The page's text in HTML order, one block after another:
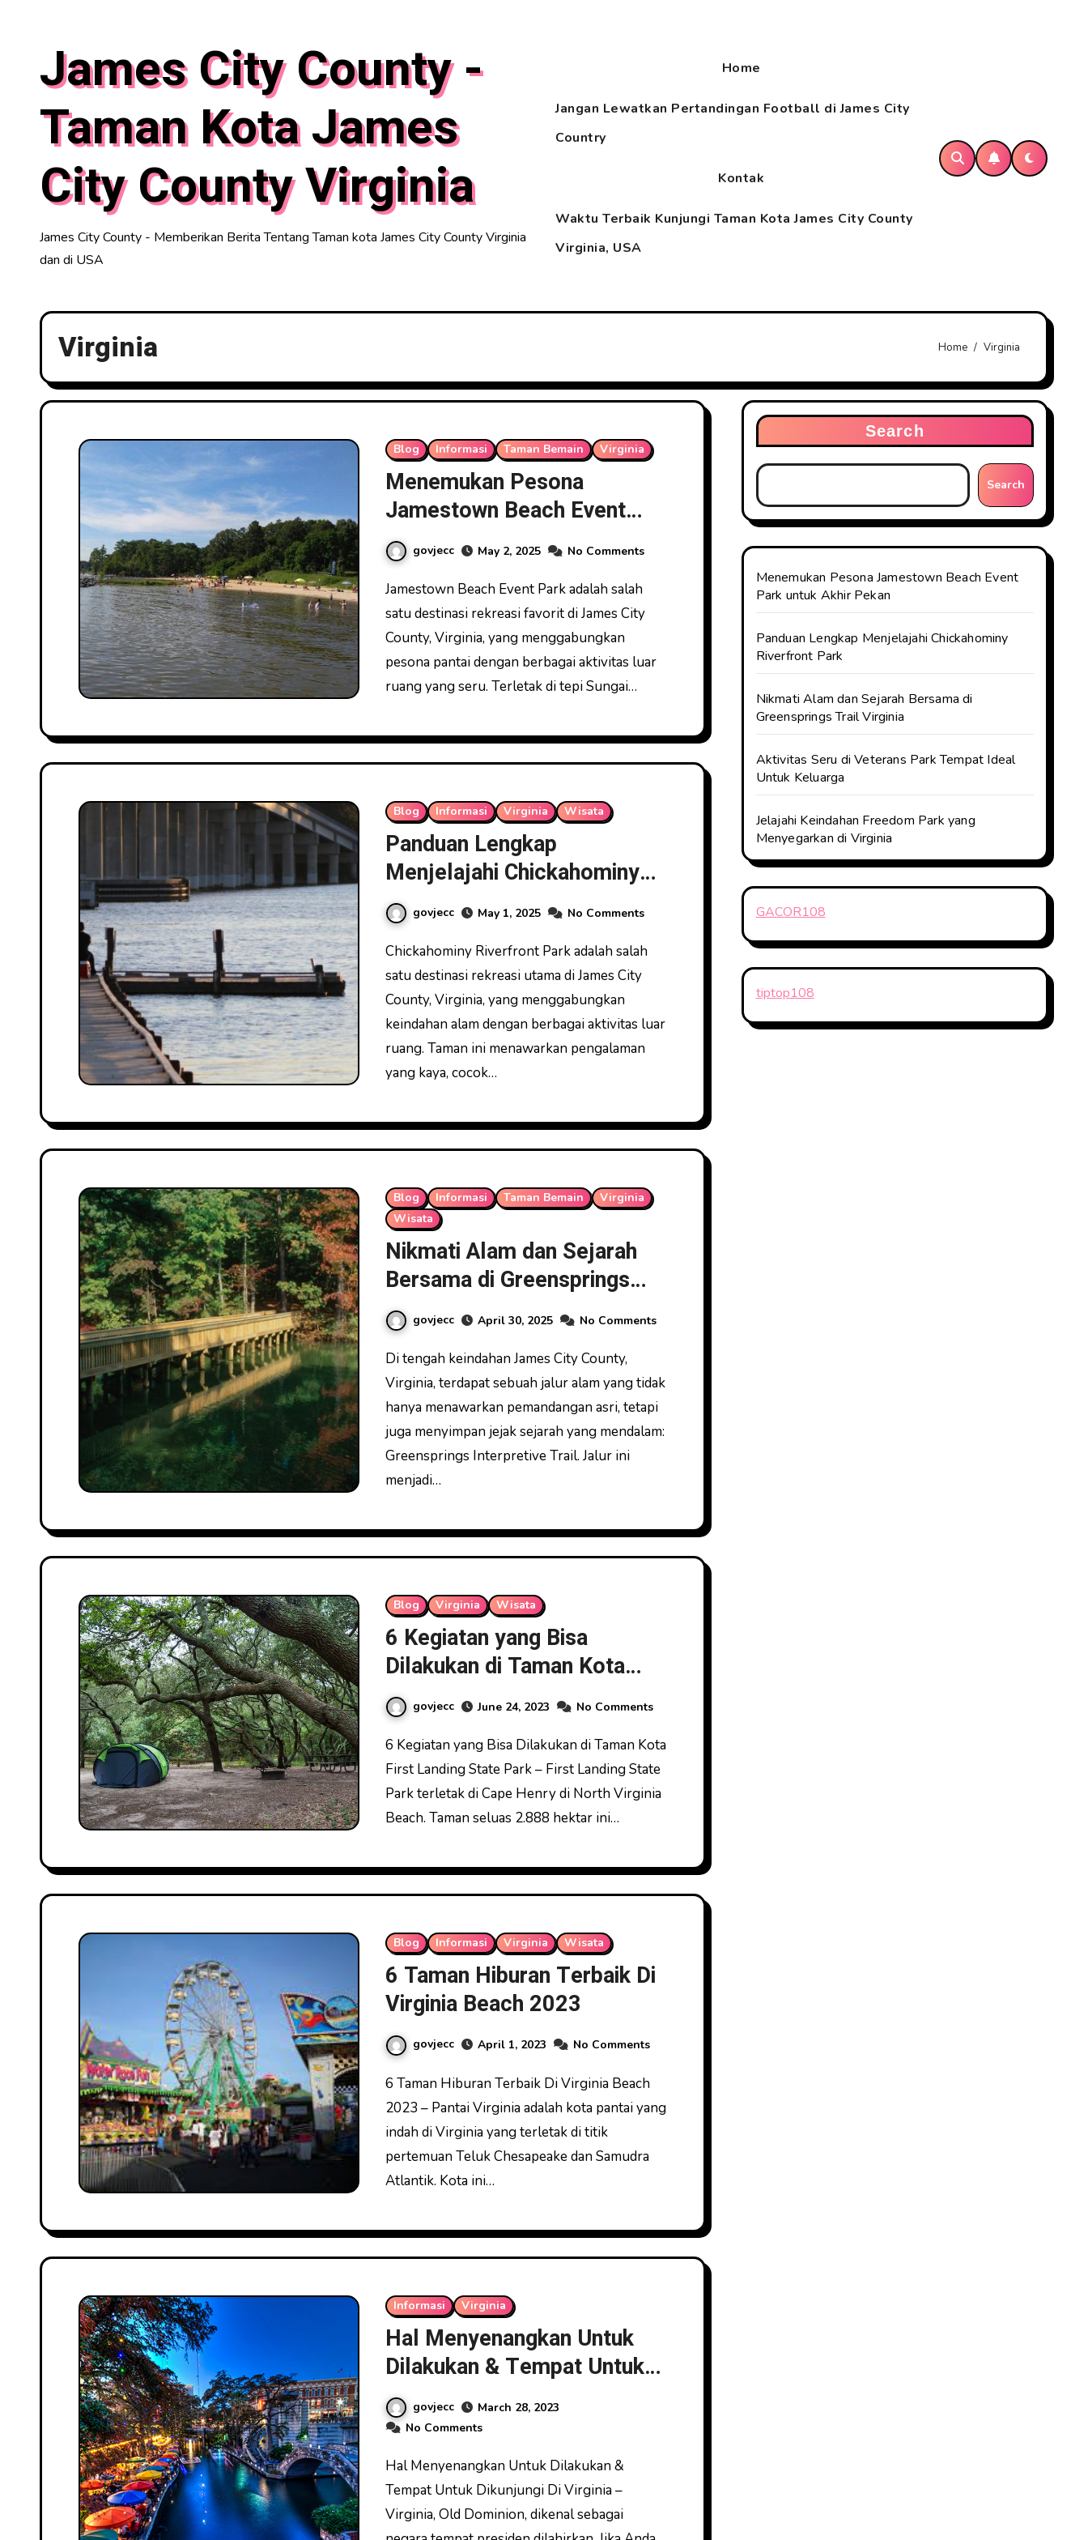
James City County -
Taman Kota James
City County Virginia
James City County - Memberikan Berita Tentang Taman kota James City County Virginia
dan di USA
Home
Jangan Lewatkan Pertandingan Football di James City
Country
Kontak
Waktu Terbaik Kunjungi Taman Kota James City County
Virginia, USA
Virginia Home Virginia
Blog Informasi Taman Bemain Virginia
Menemukan Pesona
Jamestown Beach Event
Park untuk Akhir Pekan
govjecc May 2, 2025 No Comments
Jamestown Beach Event Park adalah salah
satu destinasi rekreasi favorit di James City
County, Virginia, yang menggabungkan
pesona pantai dengan berbagai aktivitas luar
ruang yang seru. Terletak di tepi Sungai…
Blog Informasi Virginia Wisata
Panduan Lengkap
Menjelajahi Chickahominy
Riverfront Park
govjecc May 1, 2025 No Comments
Chickahominy Riverfront Park adalah salah
satu destinasi rekreasi utama di James City
County, Virginia, yang menggabungkan
keindahan alam dengan berbagai aktivitas luar
ruang. Taman ini menawarkan pengalaman
yang kaya, cocok…
Blog Informasi Taman Bemain
Virginia
Wisata
Nikmati Alam dan Sejarah
Bersama di Greensprings
Trail Virginia
govjecc April 30, 2025 No Comments
Di tengah keindahan James City County,
Virginia, terdapat sebuah jalur alam yang tidak
hanya menawarkan pemandangan asri, tetapi
juga menyimpan jejak sejarah yang mendalam:
Greensprings Interpretive Trail. Jalur ini
menjadi…
Blog Virginia Wisata
6 Kegiatan yang Bisa
Dilakukan di Taman Kota
First Landing State Park
govjecc June 24, 2023 No Comments
6 Kegiatan yang Bisa Dilakukan di Taman Kota
First Landing State Park – First Landing State
Park terletak di Cape Henry di North Virginia
Beach. Taman seluas 2.888 hektar ini…
Blog Informasi Virginia Wisata
6 Taman Hiburan Terbaik Di
Virginia Beach 2023
govjecc April 1, 2023 No Comments
6 Taman Hiburan Terbaik Di Virginia Beach
2023 – Pantai Virginia adalah kota pantai yang
indah di Virginia yang terletak di titik
pertemuan Teluk Chesapeake dan Samudra
Atlantik. Kota ini…
Informasi Virginia
Hal Menyenangkan Untuk
Dilakukan & Tempat Untuk
Dikunjungi Di Virginia
govjecc
March 28, 2023
No Comments
Hal Menyenangkan Untuk Dilakukan &
Tempat Untuk Dikunjungi Di Virginia –
Virginia, Old Dominion, dikenal sebagai
Search
Search
Menemukan Pesona Jamestown Beach Event
Park untuk Akhir Pekan
Panduan Lengkap Menjelajahi Chickahominy
Riverfront Park
Nikmati Alam dan Sejarah Bersama di
Greensprings Trail Virginia
Aktivitas Seru di Veterans Park Tempat Ideal
Untuk Keluarga
Jelajahi Keindahan Freedom Park yang
Menyegarkan di Virginia
GACOR108
tiptop108